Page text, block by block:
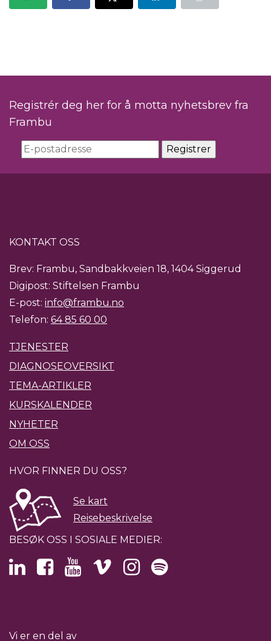
Registrér deg her for å motta nyhetsbrev fra
Frambu
KONTAKT OSS
Brev: Frambu, Sandbakkveien 18, 1404 Siggerud
Digipost: Stiftelsen Frambu
E-post: info@frambu.no
Telefon: 64 85 60 00
TJENESTER
DIAGNOSEOVERSIKT
TEMA-ARTIKLER
KURSKALENDER
NYHETER
OM OSS
HVOR FINNER DU OSS?
Se kart
Reisebeskrivelse
BESØK OSS I SOSIALE MEDIER:
Vi er en del av